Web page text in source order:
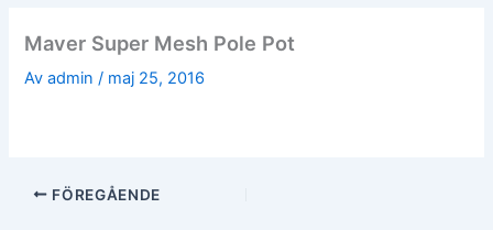
Maver Super Mesh Pole Pot
Avadmin/ maj 25, 2016
FÖREGÅENDE